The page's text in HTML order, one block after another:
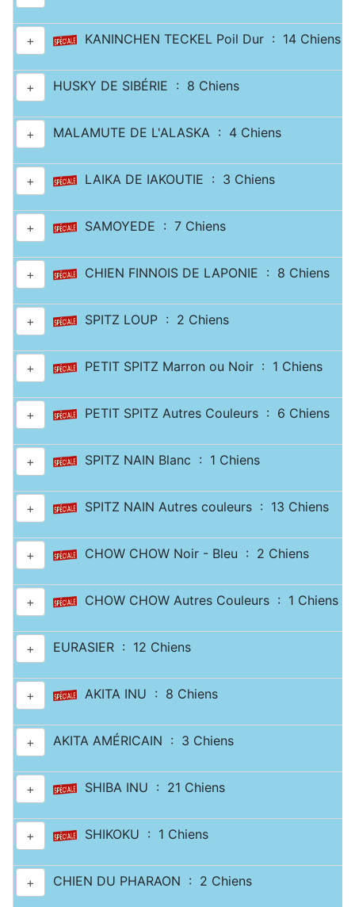
+ KANINCHEN TECKEL Poil Dur : 14 Chiens
+ HUSKY DE SIBÉRIE : 8 Chiens
+ MALAMUTE DE L'ALASKA : 4 Chiens
+ LAIKA DE IAKOUTIE : 3 Chiens
+ SAMOYEDE : 7 Chiens
+ CHIEN FINNOIS DE LAPONIE : 8 Chiens
+ SPITZ LOUP : 2 Chiens
+ PETIT SPITZ Marron ou Noir : 1 Chiens
+ PETIT SPITZ Autres Couleurs : 6 Chiens
+ SPITZ NAIN Blanc : 1 Chiens
+ SPITZ NAIN Autres couleurs : 13 Chiens
+ CHOW CHOW Noir - Bleu : 2 Chiens
+ CHOW CHOW Autres Couleurs : 1 Chiens
+ EURASIER : 12 Chiens
+ AKITA INU : 8 Chiens
+ AKITA AMÉRICAIN : 3 Chiens
+ SHIBA INU : 21 Chiens
+ SHIKOKU : 1 Chiens
+ CHIEN DU PHARAON : 2 Chiens